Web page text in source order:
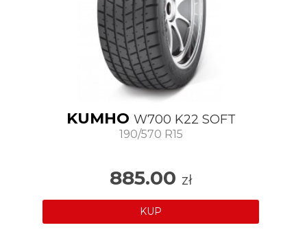
KUMHO W700 K22 SOFT
190/570 R15
885.00 zł
KUP